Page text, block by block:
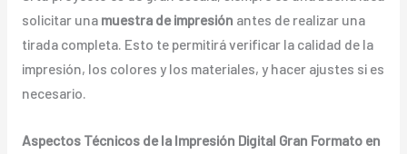
solicitar una muestra de impresión antes de realizar una
tirada completa. Esto te permitirá verificar la calidad de la
impresión, los colores y los materiales, y hacer ajustes si es
necesario.
Aspectos Técnicos de la Impresión Digital Gran Formato en